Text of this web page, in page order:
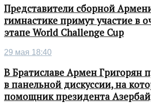
Представители сборной
гимнастике примут участие в
этапе World Challenge Cup
29 мая 18:40
В Братиславе Армен Григорян
в панельной дискуссии, на
помощник президента